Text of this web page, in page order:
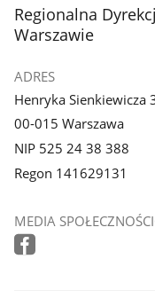
stopka
Regionalna
Warszawie
ADRES
Henryka Sienkiewicza
00-015 Warszawa
NIP 525 24 38 388
Regon 141629131
MEDIA